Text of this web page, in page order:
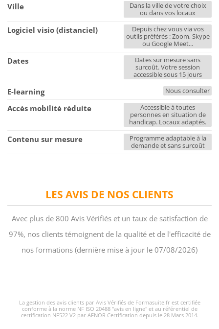
LES AVIS DE NOS CLIENTS
Avec plus de 800 Avis Vérifiés et un taux de satisfaction de
97%, nos clients témoignent de la qualité et de l'efficacité de
nos formations (dernière mise à jour le 07/08/2026)
La gestion des avis clients par Avis Vérifiés de Formasuite.fr est certifiée
conforme à la norme NF ISO 20488 "avis en ligne" et au référentiel de
certification NF522 V2 par AFNOR Certification depuis le 28 Mars 2014.
Ville
Dans la ville de votre choix
ou dans vos locaux
Logiciel visio (distanciel)
Depuis chez vous via vos
outils préférés : Zoom, Skype
ou Google Meet...
Dates
Dates sur mesure sans
surcoût. Votre session
accessible sous 15 jours
E-learning Nous consulter
Accès mobilité réduite
Accessible à toutes
personnes en situation de
handicap. Locaux adaptés.
Contenu sur mesure
Programme adaptable à la
demande et sans surcoût